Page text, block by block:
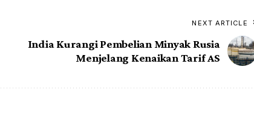
NEXT ARTICLE
India Kurangi Pembelian Minyak Rusia
Menjelang Kenaikan Tarif AS